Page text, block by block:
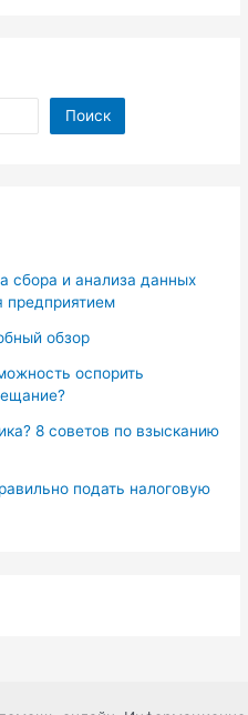
Поиск
сбора и анализа данных
предприятием
обзор
оспорить
8 советов по взысканию
подать налоговую